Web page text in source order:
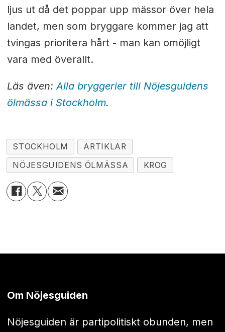
ljus ut då det poppar upp mässor över hela
landet, men som bryggare kommer jag att
tvingas prioritera hårt - man kan omöjligt
vara med överallt.
Läs även:Alla bryggerier till Nöjesguidens
ölmässa i Stockholm.
STOCKHOLM
ARTIKLAR
NÖJESGUIDENS ÖLMÄSSA
KROG
Om Nöjesguiden
Nöjesguiden är partipolitiskt obunden, men